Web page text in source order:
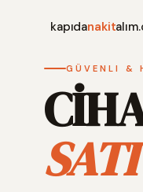
kapıdanakit
GÜVENLI &